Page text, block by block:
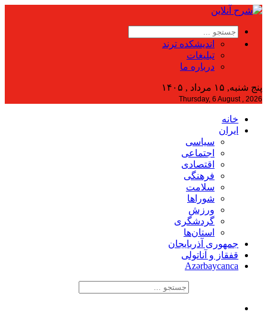
اندیشکده ترند
تبلیغات
درباره ما
پنج شنبه, ۱۵ مرداد , ۱۴۰۵
Thursday, 6 August , 2026
خانه
ایران
سیاسی
اجتماعی
اقتصادی
فرهنگی
سلامت
شوراها
ورزش
گردشگری
استان‌ها
جمهوری آذربایجان
قفقاز و آناتولی
Azərbaycanca